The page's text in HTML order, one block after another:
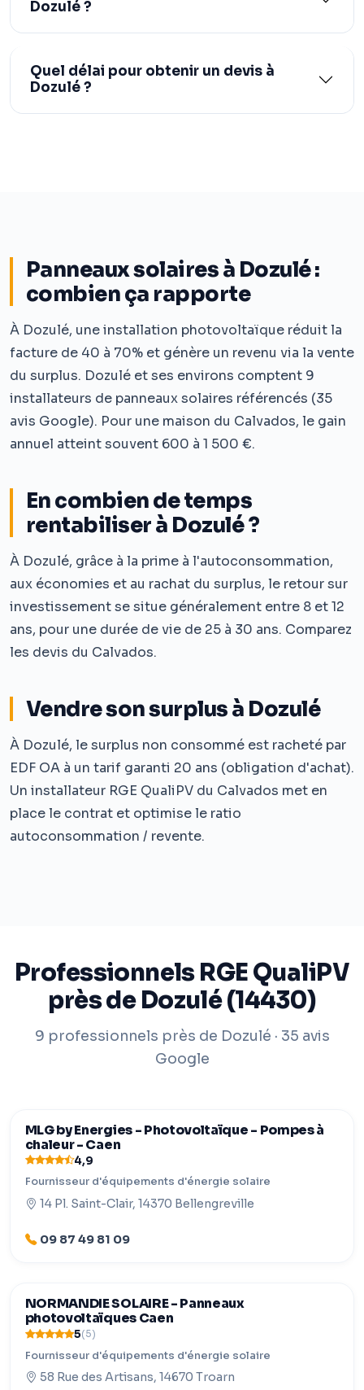
Panneaux solaires à Dozulé :
combien ça rapporte
À Dozulé, une installation photovoltaïque réduit la
facture de 40 à 70% et génère un revenu via la vente
du surplus. Dozulé et ses environs comptent 9
installateurs de panneaux solaires référencés (35
avis Google). Pour une maison du Calvados, le gain
annuel atteint souvent 600 à 1 500 €.
En combien de temps
rentabiliser à Dozulé ?
À Dozulé, grâce à la prime à l'autoconsommation,
aux économies et au rachat du surplus, le retour sur
investissement se situe généralement entre 8 et 12
ans, pour une durée de vie de 25 à 30 ans. Comparez
les devis du Calvados.
Vendre son surplus à Dozulé
À Dozulé, le surplus non consommé est racheté par
EDF OA à un tarif garanti 20 ans (obligation d'achat).
Un installateur RGE QualiPV du Calvados met en
place le contrat et optimise le ratio
autoconsommation / revente.
Professionnels RGE QualiPV
près de Dozulé (14430)
9 professionnels près de Dozulé · 35 avis
Google
MLG by Energies - Photovoltaïque - Pompes à
chaleur - Caen
4,9
Fournisseur d'équipements d'énergie solaire
14 Pl. Saint-Clair, 14370 Bellengreville
09 87 49 81 09
NORMANDIE SOLAIRE - Panneaux
photovoltaïques Caen
5(5)
Fournisseur d'équipements d'énergie solaire
58 Rue des Artisans, 14670 Troarn
Dozulé ?
Quel délai pour obtenir un devis à
Dozulé ?